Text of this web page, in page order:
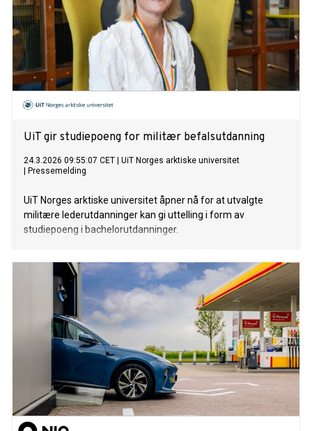
UiT gir studiepoeng for militær befalsutdanning
24.3.2026 09:55:07 CET
UiT Norges arktiske universitet
Pressemelding
UiT Norges arktiske universitet åpner nå for at utvalgte
militære lederutdanninger kan gi uttelling i form av
studiepoeng i bachelorutdanninger.